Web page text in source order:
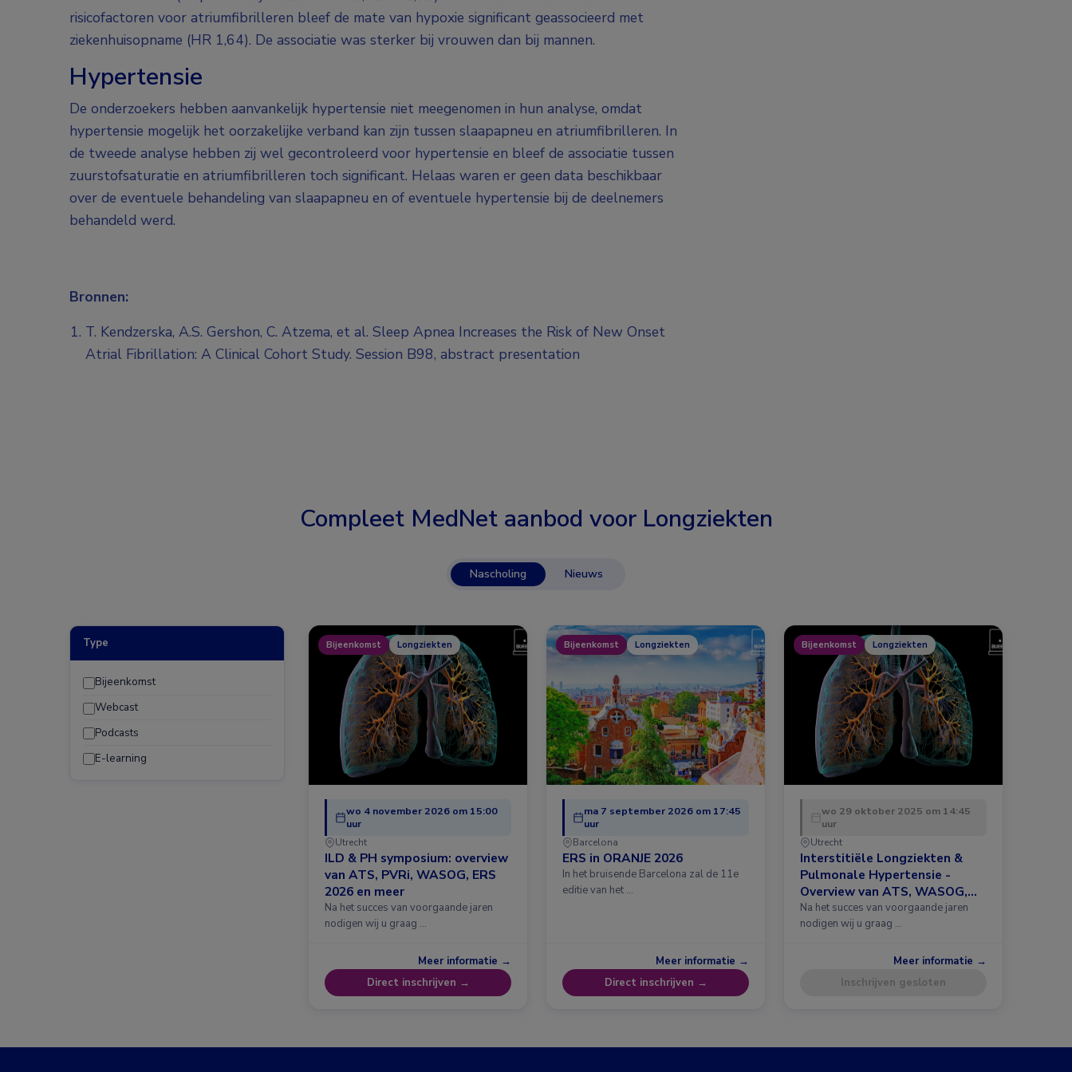
risicofactoren voor atriumfibrilleren bleef de mate van hypoxie significant geassocieerd met
ziekenhuisopname (HR 1,64). De associatie was sterker bij vrouwen dan bij mannen.
Hypertensie
De onderzoekers hebben aanvankelijk hypertensie niet meegenomen in hun analyse, omdat
hypertensie mogelijk het oorzakelijke verband kan zijn tussen slaapapneu en atriumfibrilleren. In
de tweede analyse hebben zij wel gecontroleerd voor hypertensie en bleef de associatie tussen
zuurstofsaturatie en atriumfibrilleren toch significant. Helaas waren er geen data beschikbaar
over de eventuele behandeling van slaapapneu en of eventuele hypertensie bij de deelnemers
behandeld werd.
Bronnen:
T. Kendzerska, A.S. Gershon, C. Atzema, et al. Sleep Apnea Increases the Risk of New Onset
Atrial Fibrillation: A Clinical Cohort Study. Session B98, abstract presentation
Compleet MedNet aanbod voor Longziekten
Nascholing Nieuws
Type
Bijeenkomst
Webcast
Podcasts
E-learning
Bijeenkomst Longziekten
wo 4 november 2026 om 15:00
uur
Utrecht
ILD & PH symposium: overview
van ATS, PVRi, WASOG, ERS
2026 en meer
Na het succes van voorgaande jaren
nodigen wij u graag …
Meer informatie →
Direct inschrijven →
Bijeenkomst Longziekten
ma 7 september 2026 om 17:45
uur
Barcelona
ERS in ORANJE 2026
In het bruisende Barcelona zal de 11e
editie van het …
Meer informatie →
Direct inschrijven →
Bijeenkomst Longziekten
wo 29 oktober 2025 om 14:45
uur
Utrecht
Interstitiële Longziekten &
Pulmonale Hypertensie -
Overview van ATS, WASOG,
ERS 2025 en meer
Na het succes van voorgaande jaren
nodigen wij u graag …
Meer informatie →
Inschrijven gesloten